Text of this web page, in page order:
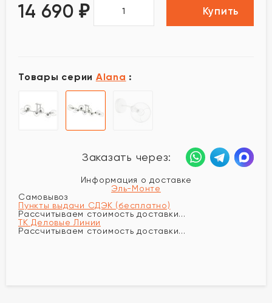
14 690₽ Купить
Товары серии Alana :
Заказать через:
Информация о доставке
Эль-Монте
Самовывоз
Пункты выдачи СДЭК (бесплатно)
Рассчитываем стоимость доставки...
ТК Деловые Линии
Рассчитываем стоимость доставки...